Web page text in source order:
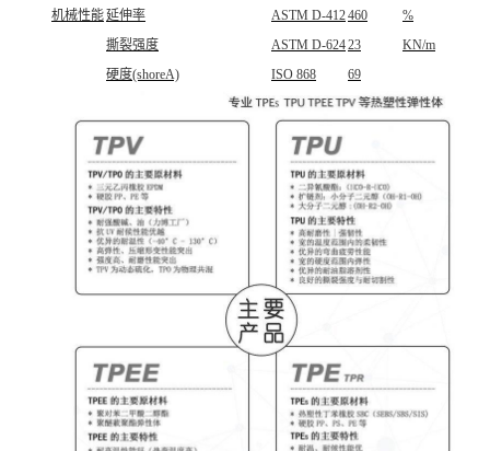
机械性能延伸率
ASTM D-412460
%
撕裂强度
ASTM D-62423
KN/m
硬度(shoreA)
ISO 868 69